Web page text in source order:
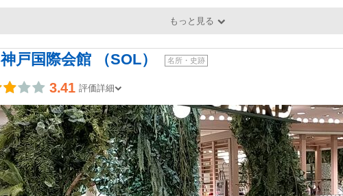
もっと見る
神戸国際会館 （SOL） 名所・史跡
3.41 評価詳細